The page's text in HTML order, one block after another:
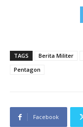
TAGS Berita Militer
Pentagon
Facebook